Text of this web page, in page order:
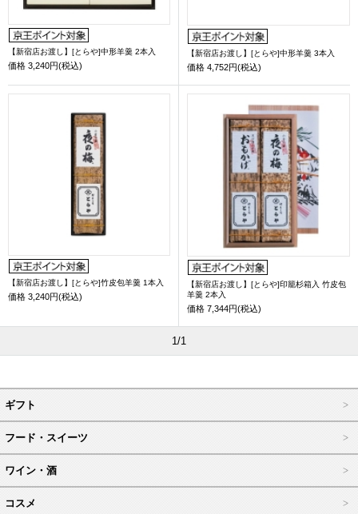
【新宿店お渡し】[とらや]中形羊羹 2本入
価格 3,240円(税込)
【新宿店お渡し】[とらや]中形羊羹 3本入
価格 4,752円(税込)
【新宿店お渡し】[とらや]竹皮包羊羹 1本入
価格 3,240円(税込)
【新宿店お渡し】[とらや]印籠杉箱入 竹皮包
羊羹 2本入
価格 7,344円(税込)
1/1
ギフト
フード・スイーツ
ワイン・酒
コスメ